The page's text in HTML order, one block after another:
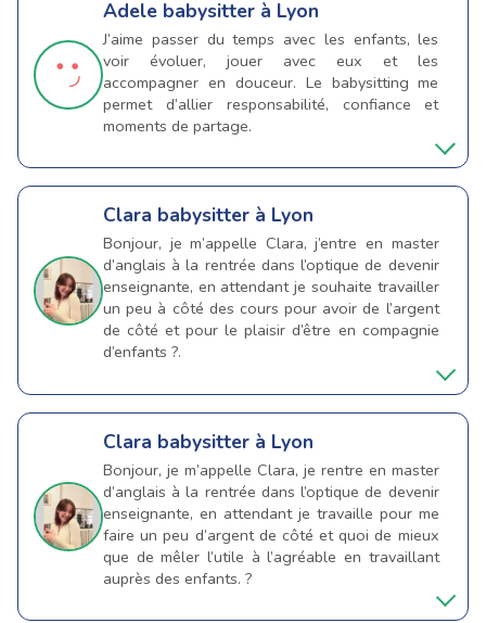
Adele babysitter à Lyon
J’aime passer du temps avec les enfants, les
voir évoluer, jouer avec eux et les
accompagner en douceur. Le babysitting me
permet d’allier responsabilité, confiance et
moments de partage.
Clara babysitter à Lyon
Bonjour, je m’appelle Clara, j’entre en master
d’anglais à la rentrée dans l’optique de devenir
enseignante, en attendant je souhaite travailler
un peu à côté des cours pour avoir de l’argent
de côté et pour le plaisir d’être en compagnie
d’enfants ?.
Clara babysitter à Lyon
Bonjour, je m’appelle Clara, je rentre en master
d’anglais à la rentrée dans l’optique de devenir
enseignante, en attendant je travaille pour me
faire un peu d’argent de côté et quoi de mieux
que de mêler l’utile à l’agréable en travaillant
auprès des enfants. ?